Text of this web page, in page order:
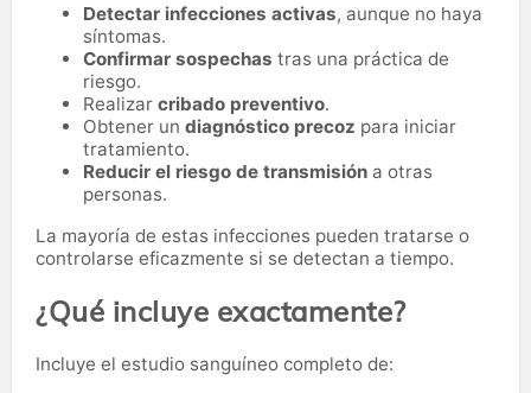
Detectar infecciones activas, aunque no haya
síntomas.
Confirmar sospechas tras una práctica de
riesgo.
Realizar cribado preventivo.
Obtener un diagnóstico precoz para iniciar
tratamiento.
Reducir el riesgo de transmisión a otras
personas.
La mayoría de estas infecciones pueden tratarse o
controlarse eficazmente si se detectan a tiempo.
¿Qué incluye exactamente?
Incluye el estudio sanguíneo completo de: